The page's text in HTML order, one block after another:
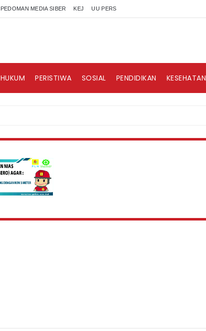
PEDOMAN MEDIA SIBER KEJ UU PERS
HUKUM PERISTIWA SOSIAL PENDIDIKAN KESEHATAN